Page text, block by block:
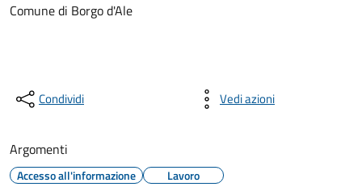
Comune di Borgo d'Ale
Condividi Vedi azioni
Argomenti
Accesso all'informazione Lavoro